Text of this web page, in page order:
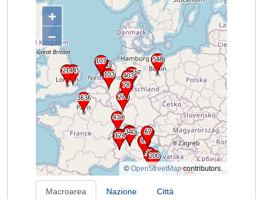
+
–
© OpenStreetMapcontributors.
Macroarea Nazione Città